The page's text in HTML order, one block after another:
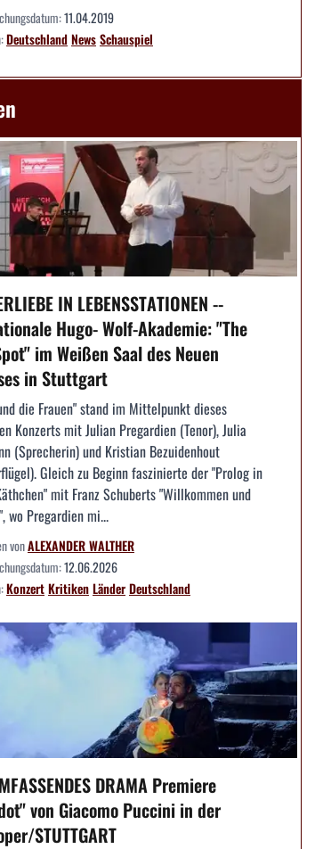
11.04.2019
DeutschlandNewsSchauspiel
IN LEBENSSTATIONEN --
Hugo- Wolf-Akademie: "The
im Weißen Saal des Neuen
in Stuttgart
die Frauen" stand im Mittelpunkt dieses
Konzerts mit Julian Pregardien (Tenor), Julia
(Sprecherin) und Kristian Bezuidenhout
Gleich zu Beginn faszinierte der "Prolog in
mit Franz Schuberts "Willkommen und
wo Pregardien mi...
vonALEXANDER WALTHER
12.06.2026
KonzertKritikenLänderDeutschland
DRAMA Premiere
von Giacomo Puccini in der
STUTTGART